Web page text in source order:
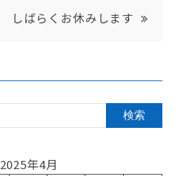
しばらくお休みします
2025年4月